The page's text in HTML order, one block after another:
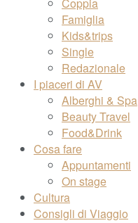
Famiglia
Kids&trips
Single
Redazionale
I piaceri di AV
Alberghi & Spa
Beauty Travel
Food&Drink
Cosa fare
Appuntamenti
On stage
Cultura
Consigli di Viaggio